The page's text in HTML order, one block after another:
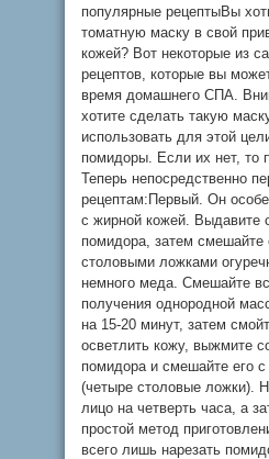
популярные рецептыВы
томатную маску в свой
кожей? Вот некоторые из
рецептов, которые вы
время домашнего СПА.
хотите сделать такую
использовать для этой
помидоры. Если их нет, то
Теперь непосредственно
рецептам:Первый. Он
с жирной кожей. Выдавите
помидора, затем смешайте
столовыми ложками
немного меда. Смешайте
получения однородной
на 15-20 минут, затем
осветлить кожу, выжмите
помидора и смешайте его
(четыре столовые ложки).
лицо на четверть часа, а
простой метод
всего лишь нарезать